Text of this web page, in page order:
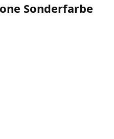
Sonderfarbe